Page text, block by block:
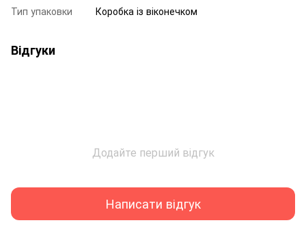
Тип упаковки
Коробка із віконечком
Відгуки
Додайте перший відгук
Написати відгук